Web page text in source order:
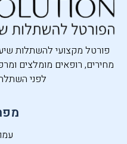
פורטל מקצועי להשתלות
מחירים, רופאים מומלצים
לפני